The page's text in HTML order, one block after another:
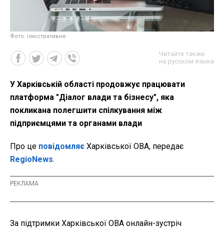
Фото: ілюстративне
Читайте также
на русском языке
У Харківській області продовжує працювати
платформа "Діалог влади та бізнесу", яка
покликана полегшити спілкування між
підприємцями та органами влади
Про це повідомляє Харківської ОВА, передає
RegioNews.
За підтримки Харківської ОВА онлайн-зустріч